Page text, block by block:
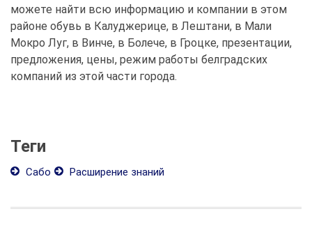
можете найти всю информацию и компании в этом
районе обувь в Калуджерице, в Лештани, в Мали
Мокро Луг, в Винче, в Болече, в Гроцке, презентации,
предложения, цены, режим работы белградских
компаний из этой части города.
Теги
Сабо Расширение знаний